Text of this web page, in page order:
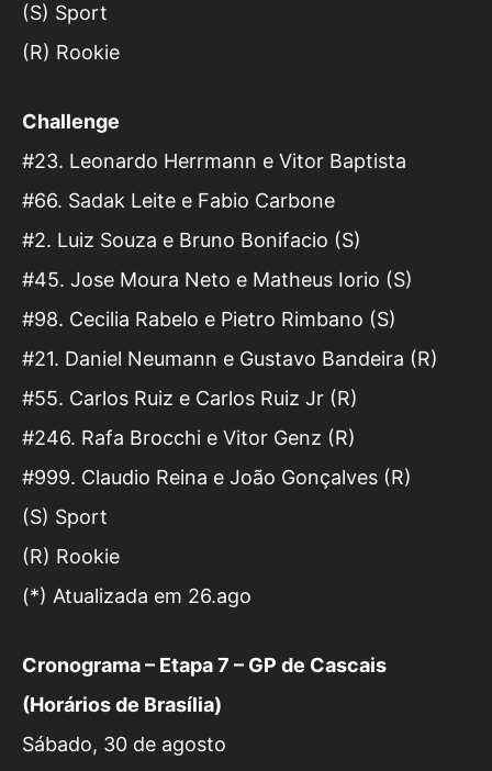
(S) Sport
(R) Rookie
Challenge
#23. Leonardo Herrmann e Vitor Baptista
#66. Sadak Leite e Fabio Carbone
#2. Luiz Souza e Bruno Bonifacio (S)
#45. Jose Moura Neto e Matheus Iorio (S)
#98. Cecilia Rabelo e Pietro Rimbano (S)
#21. Daniel Neumann e Gustavo Bandeira (R)
#55. Carlos Ruiz e Carlos Ruiz Jr (R)
#246. Rafa Brocchi e Vitor Genz (R)
#999. Claudio Reina e João Gonçalves (R)
(S) Sport
(R) Rookie
(*) Atualizada em 26.ago
Cronograma – Etapa 7 – GP de Cascais
(Horários de Brasília)
Sábado, 30 de agosto